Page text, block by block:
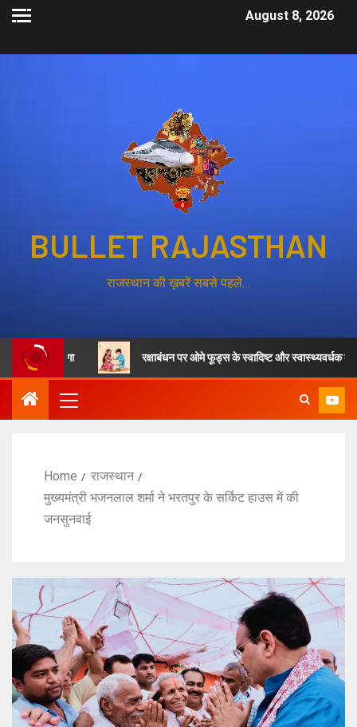
August 8, 2026
BULLET RAJASTHAN
राजस्थान की ख़बरें सबसे पहले…
शुरू करेगा रक्षाबंधन पर ओमे फूड्स के स्वादिष्ट और स्वास्थ्यवर्धक व्यंजनों
Home
राजस्थान
मुख्यमंत्री भजनलाल शर्मा ने भरतपुर के सर्किट हाउस में की
जनसुनवाई